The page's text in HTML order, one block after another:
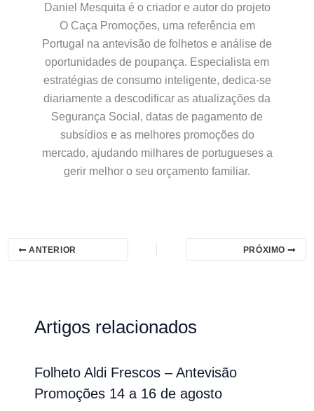
Daniel Mesquita é o criador e autor do projeto
O Caça Promoções, uma referência em
Portugal na antevisão de folhetos e análise de
oportunidades de poupança. Especialista em
estratégias de consumo inteligente, dedica-se
diariamente a descodificar as atualizações da
Segurança Social, datas de pagamento de
subsídios e as melhores promoções do
mercado, ajudando milhares de portugueses a
gerir melhor o seu orçamento familiar.
ANTERIOR PRÓXIMO
Artigos relacionados
Folheto Aldi Frescos – Antevisão
Promoções 14 a 16 de agosto